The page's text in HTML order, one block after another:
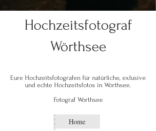
Hochzeitsfotograf
Wörthsee
Eure Hochzeitsfotografen für natürliche, exlusive
und echte Hochzeitsfotos in Wörthsee.
Fotograf Wörthsee
Home